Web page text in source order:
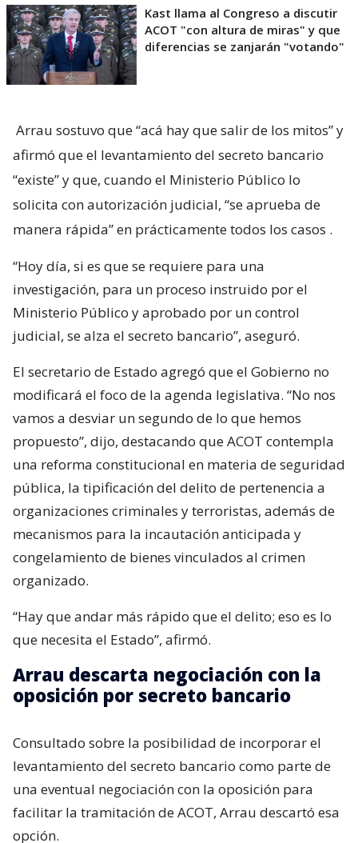
Kast llama al Congreso a discutir
ACOT "con altura de miras" y que
diferencias se zanjarán "votando"
Arrau sostuvo que “acá hay que salir de los mitos” y
afirmó que el levantamiento del secreto bancario
“existe” y que, cuando el Ministerio Público lo
solicita con autorización judicial, “se aprueba de
manera rápida” en prácticamente todos los casos .
“Hoy día, si es que se requiere para una
investigación, para un proceso instruido por el
Ministerio Público y aprobado por un control
judicial, se alza el secreto bancario”, aseguró.
El secretario de Estado agregó que el Gobierno no
modificará el foco de la agenda legislativa. “No nos
vamos a desviar un segundo de lo que hemos
propuesto”, dijo, destacando que ACOT contempla
una reforma constitucional en materia de seguridad
pública, la tipificación del delito de pertenencia a
organizaciones criminales y terroristas, además de
mecanismos para la incautación anticipada y
congelamiento de bienes vinculados al crimen
organizado.
“Hay que andar más rápido que el delito; eso es lo
que necesita el Estado”, afirmó.
Arrau descarta negociación con la
oposición por secreto bancario
Consultado sobre la posibilidad de incorporar el
levantamiento del secreto bancario como parte de
una eventual negociación con la oposición para
facilitar la tramitación de ACOT, Arrau descartó esa
opción.